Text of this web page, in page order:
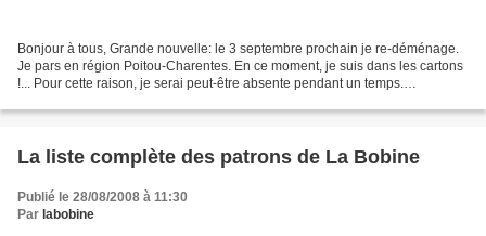
Bonjour à tous, Grande nouvelle: le 3 septembre prochain je re-déménage.
Je pars en région Poitou-Charentes. En ce moment, je suis dans les cartons
!... Pour cette raison, je serai peut-être absente pendant un temps.
La liste complète des patrons de La Bobine
Publié le 28/08/2008 à 11:30
Par labobine